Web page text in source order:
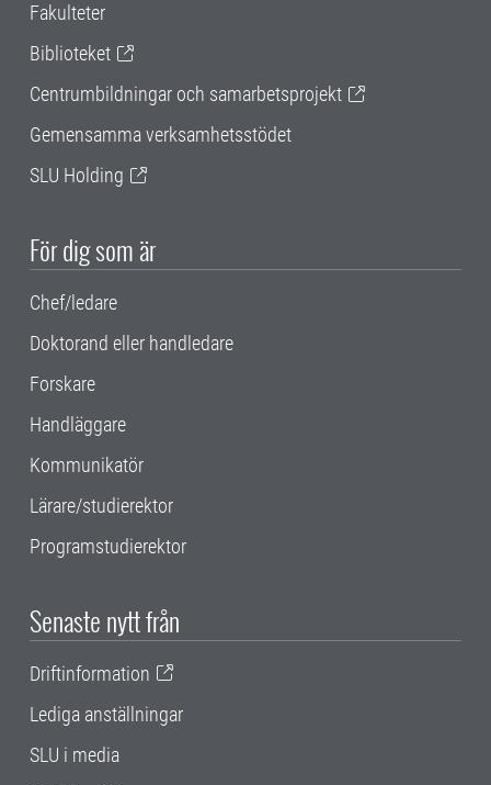
Fakulteter
Biblioteket
Centrumbildningar och samarbetsprojekt
Gemensamma verksamhetsstödet
SLU Holding
För dig som är
Chef/ledare
Doktorand eller handledare
Forskare
Handläggare
Kommunikatör
Lärare/studierektor
Programstudierektor
Senaste nytt från
Driftinformation
Lediga anställningar
SLU i media